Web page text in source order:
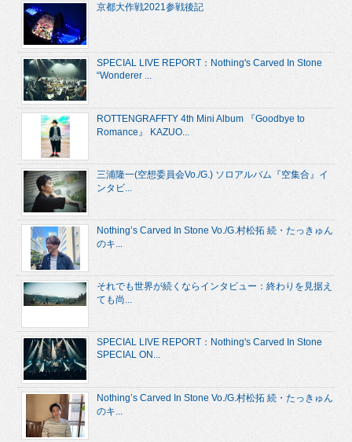
京都大作戦2021参戦後記
SPECIAL LIVE REPORT：Nothing's Carved In Stone
“Wonderer ...
ROTTENGRAFFTY 4th Mini Album 『Goodbye to
Romance』 KAZUO...
三浦隆一(空想委員会Vo./G.) ソロアルバム『空集合』イ
ンタビ...
Nothing’s Carved In Stone Vo./G.村松拓 続・たっきゅん
のキ...
それでも世界が続くならインタビュー：終わりを見据え
ても尚...
SPECIAL LIVE REPORT：Nothing's Carved In Stone
SPECIAL ON...
Nothing’s Carved In Stone Vo./G.村松拓 続・たっきゅん
のキ...